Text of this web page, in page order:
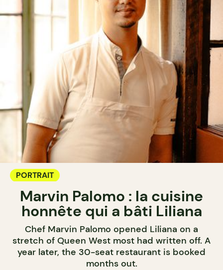
PORTRAIT
Marvin Palomo : la cuisine
honnête qui a bâti Liliana
Chef Marvin Palomo opened Liliana on a
stretch of Queen West most had written off. A
year later, the 30-seat restaurant is booked
months out.